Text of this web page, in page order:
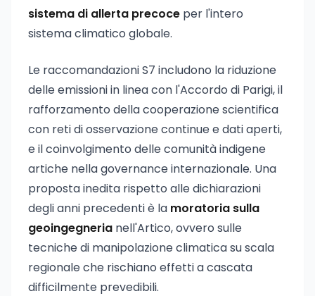
sistema di allerta precoce per l'intero
sistema climatico globale.
Le raccomandazioni S7 includono la riduzione
delle emissioni in linea con l'Accordo di Parigi, il
rafforzamento della cooperazione scientifica
con reti di osservazione continue e dati aperti,
e il coinvolgimento delle comunità indigene
artiche nella governance internazionale. Una
proposta inedita rispetto alle dichiarazioni
degli anni precedenti è la moratoria sulla
geoingegneria nell'Artico, ovvero sulle
tecniche di manipolazione climatica su scala
regionale che rischiano effetti a cascata
difficilmente prevedibili.